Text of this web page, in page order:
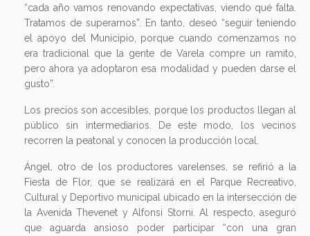
“cada año vamos renovando expectativas, viendo qué falta.
Tratamos de superarnos”. En tanto, deseó “seguir teniendo
el apoyo del Municipio, porque cuando comenzamos no
era tradicional que la gente de Varela compre un ramito,
pero ahora ya adoptaron esa modalidad y pueden darse el
gusto”.
Los precios son accesibles, porque los productos llegan al
público sin intermediarios. De este modo, los vecinos
recorren la peatonal y conocen la producción local.
Ángel, otro de los productores varelenses, se refirió a la
Fiesta de Flor, que se realizará en el Parque Recreativo,
Cultural y Deportivo municipal ubicado en la intersección de
la Avenida Thevenet y Alfonsi Storni. Al respecto, aseguró
que aguarda ansioso poder participar “con una gran